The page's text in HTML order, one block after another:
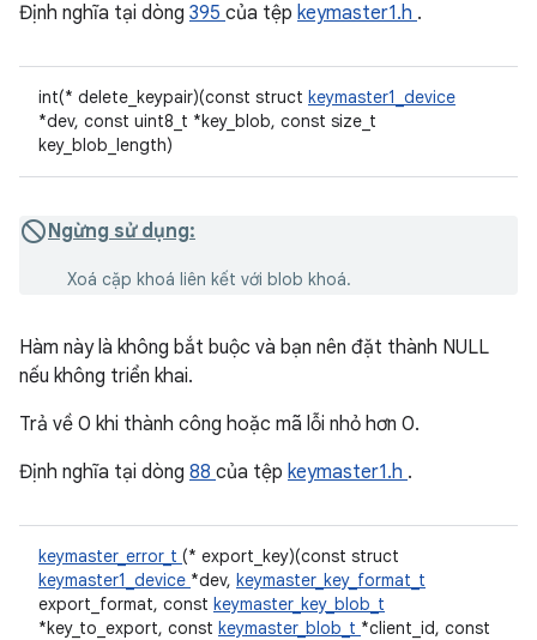
Định nghĩa tại dòng 395 của tệp keymaster1.h .
int(* delete_keypair)(const struct keymaster1_device
*dev, const uint8_t *key_blob, const size_t
key_blob_length)
Ngừng sử dụng:
Xoá cặp khoá liên kết với blob khoá.
Hàm này là không bắt buộc và bạn nên đặt thành NULL
nếu không triển khai.
Trả về 0 khi thành công hoặc mã lỗi nhỏ hơn 0.
Định nghĩa tại dòng 88 của tệp keymaster1.h .
keymaster_error_t (* export_key)(const struct
keymaster1_device *dev, keymaster_key_format_t
export_format, const keymaster_key_blob_t
*key_to_export, const keymaster_blob_t *client_id, const